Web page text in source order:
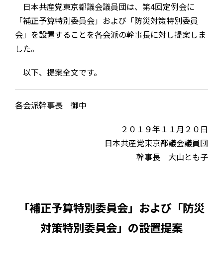
日本共産党東京都議会議員団は、第4回定例会に
「補正予算特別委員会」および「防災対策特別委員
会」を設置することを各会派の幹事長に対し提案しま
した。
以下、提案全文です。
各会派幹事長 御中
２０１９年１１月２０日
日本共産党東京都議会議員団
幹事長 大山とも子
「補正予算特別委員会」および「防災
対策特別委員会」の設置提案